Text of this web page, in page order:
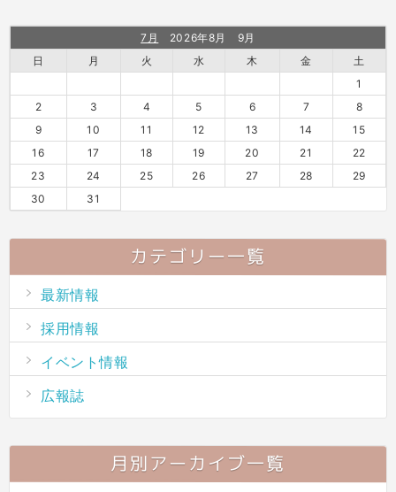
7月
2026年8月 9月
日
月 火 水 木 金
土
1
2
3 4 5 6 7
8
9
10 11 12 13 14
15
16
17 18 19 20 21
22
23
24 25 26 27 28
29
30
31
カテゴリー一覧
最新情報
採用情報
イベント情報
広報誌
月別アーカイブ一覧